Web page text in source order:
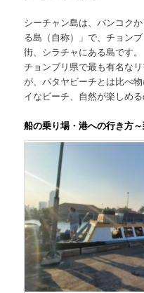
シーチャン島は、バンコク
る島（自称）」で、チョン
街、シラチャにある島です。
チョンブリ県で最も有名な
が、パタヤビーチとは比べ
イなビーチ、自然が楽しめる
船の乗り場・港への行き方